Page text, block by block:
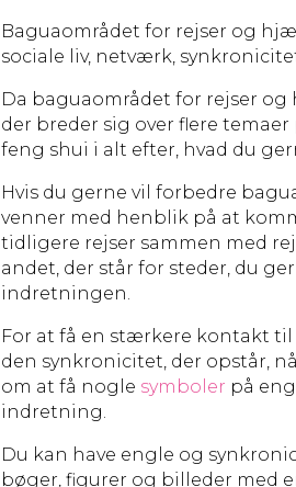
Baguaområdet for rejser og
sociale liv, netværk,
Da baguaområdet for rejser
der breder sig over flere
feng shui i alt efter, hvad du
Hvis du gerne vil forbedre
venner med henblik på at
tidligere rejser sammen med
andet, der står for steder, du
indretningen.
For at få en stærkere kontakt
den synkronicitet, der opstår,
om at få nogle symboler på
indretning.
Du kan have engle og
bøger, figurer og billeder med